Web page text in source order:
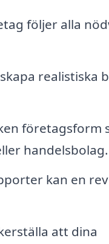
följer alla
realistiska
företagsform
handelsbolag.
kan en
att dina